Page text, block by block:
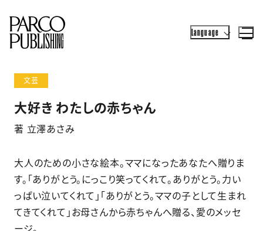
Language
文芸
大好き わたしの赤ちゃん
著 立澤あさみ
大人のための小さな絵本。ママになったあなたへ贈りま
す。「ありがとう。にっこり笑ってくれて。ありがとう。力い
っぱい泣いてくれて」「ありがとう。ママの子として生まれ
てきてくれて」お母さんから赤ちゃんへ贈る、愛のメッセ
ージ。